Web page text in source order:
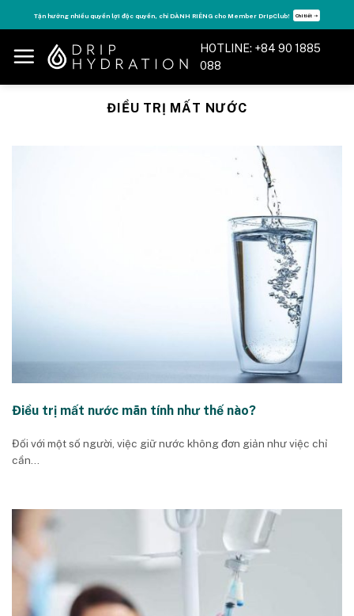
to
content
Tận hưởng nhiều quyền lợi độc quyền, chỉ DÀNH RIÊNG cho Member DripClub! Chi tiết ➝
HOTLINE: +84 90 1885
088
ĐIỀU TRỊ MẤT NƯỚC
Điều trị mất nước mãn tính như thế nào?
Đối với một số người, việc giữ nước không đơn giản như việc chỉ
cần...